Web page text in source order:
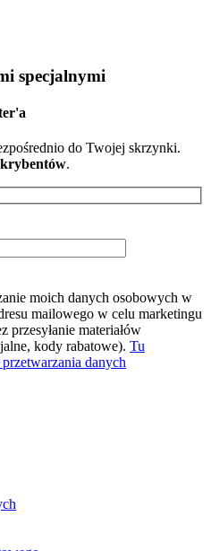
specjalnymi
do Twojej skrzynki.
.
moich danych osobowych w
mailowego w celu marketingu
przesyłanie materiałów
kody rabatowe). Tu
danych